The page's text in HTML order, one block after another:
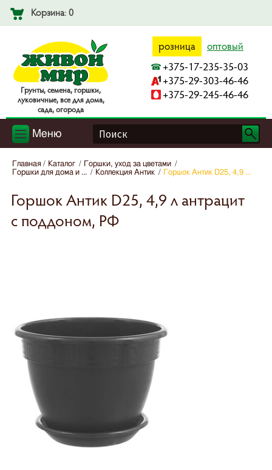
Корзина: 0
Гpyнты, ceмeнa, гopшки,
лyкoвичныe, вce для дoмa,
caдa, oгopoдa
розница оптовый
+375-17-235-35-03
+375-29-303-46-46
+375-29-245-46-46
Меню
Главная Каталог
Горшки, уход за цветами
Горшки для дома и ...
Коллекция Антик Горшок Антик D25, 4,9 ...
Горшок Антик D25, 4,9 л антрацит
с поддоном, РФ